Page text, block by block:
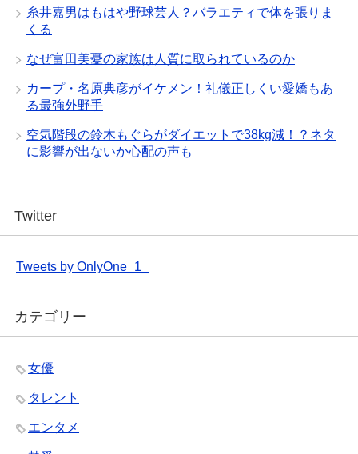
糸井嘉男はもはや野球芸人？バラエティで体を張りま
くる
なぜ富田美憂の家族は人質に取られているのか
カープ・名原典彦がイケメン！礼儀正しくい愛嬌もあ
る最強外野手
空気階段の鈴木もぐらがダイエットで38kg減！？ネタ
に影響が出ないか心配の声も
Twitter
Tweets by OnlyOne_1_
カテゴリー
女優
タレント
エンタメ